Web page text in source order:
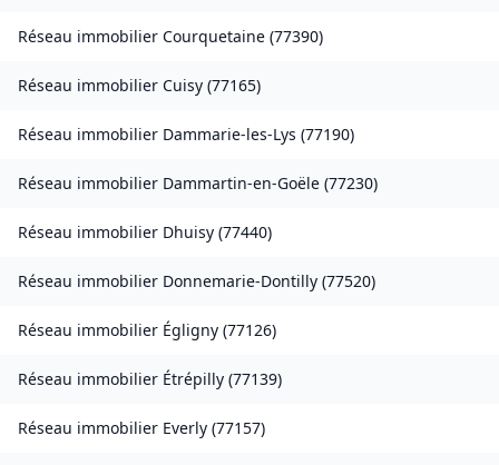
Réseau immobilier Courquetaine (77390)
Réseau immobilier Cuisy (77165)
Réseau immobilier Dammarie-les-Lys (77190)
Réseau immobilier Dammartin-en-Goële (77230)
Réseau immobilier Dhuisy (77440)
Réseau immobilier Donnemarie-Dontilly (77520)
Réseau immobilier Égligny (77126)
Réseau immobilier Étrépilly (77139)
Réseau immobilier Everly (77157)